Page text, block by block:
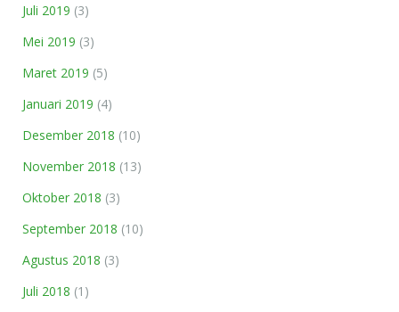
Juli 2019 (3)
Mei 2019 (3)
Maret 2019 (5)
Januari 2019 (4)
Desember 2018 (10)
November 2018 (13)
Oktober 2018 (3)
September 2018 (10)
Agustus 2018 (3)
Juli 2018 (1)